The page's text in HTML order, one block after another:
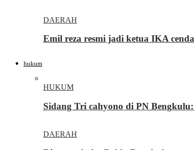
DAERAH
Emil reza resmi jadi ketua IKA
hukum
HUKUM
Sidang Tri cahyono di PN
DAERAH